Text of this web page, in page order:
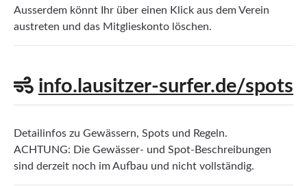
Ausserdem könnt Ihr über einen Klick aus dem Verein
austreten und das Mitglieskonto löschen.
info.lausitzer-surfer.de/spots
Detailinfos zu Gewässern, Spots und Regeln.
ACHTUNG: Die Gewässer- und Spot-Beschreibungen
sind derzeit noch im Aufbau und nicht vollständig.